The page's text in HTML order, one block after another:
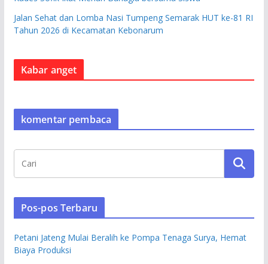
Jalan Sehat dan Lomba Nasi Tumpeng Semarak HUT ke-81 RI
Tahun 2026 di Kecamatan Kebonarum
Kabar anget
komentar pembaca
Pos-pos Terbaru
Petani Jateng Mulai Beralih ke Pompa Tenaga Surya, Hemat
Biaya Produksi